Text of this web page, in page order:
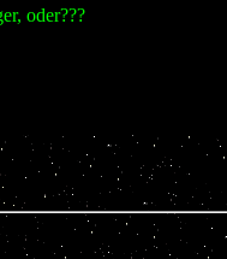
oder???